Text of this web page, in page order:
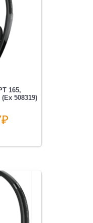
165,
508319)
₽